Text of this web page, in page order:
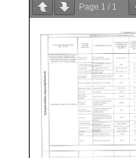
Page 1 / 1